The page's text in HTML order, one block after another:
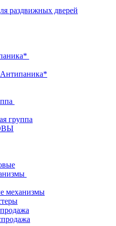
раздвижных дверей
группа
механизмы